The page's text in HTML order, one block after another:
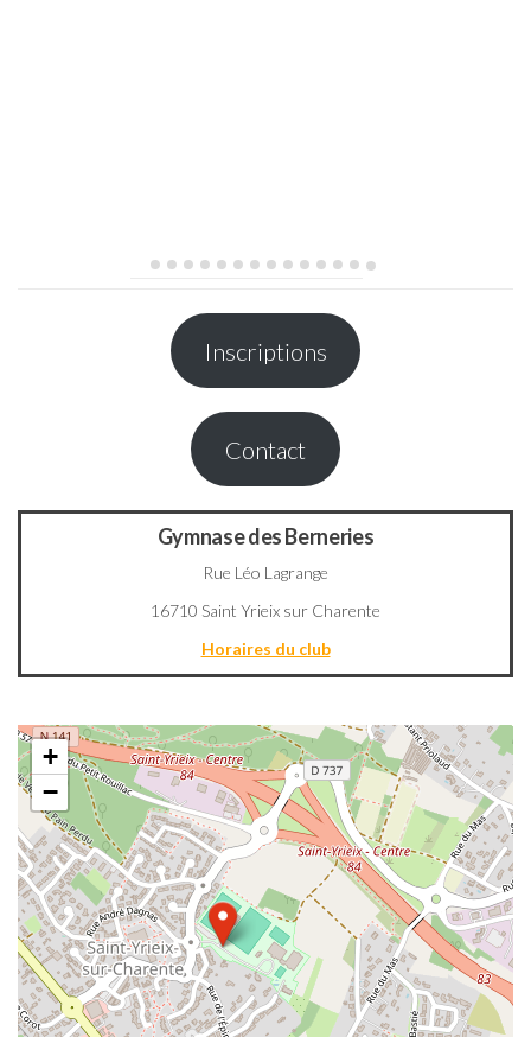
Inscriptions
Contact
Gymnase des Berneries
Rue Léo Lagrange
16710 Saint Yrieix sur Charente
Horaires du club
+
−